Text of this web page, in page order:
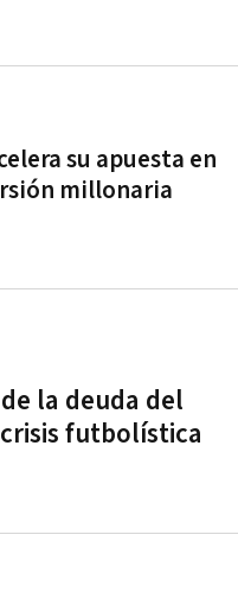
su apuesta en
millonaria
la deuda del
futbolística